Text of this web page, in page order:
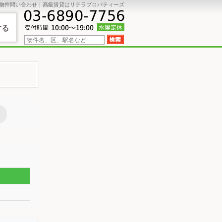
件問い合わせ｜高級賃貸はリテラプロパティーズ